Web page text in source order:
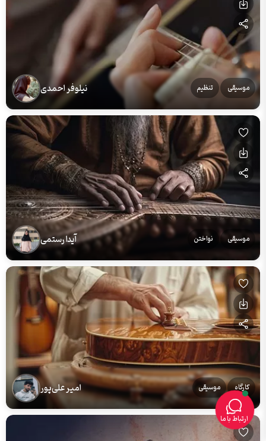
موسیقی تنظیم نیلوفر احمدی
موسیقی نواختن آیدا رستمی
کارگاه موسیقی امیر علی‌پور
ارتباط با ما